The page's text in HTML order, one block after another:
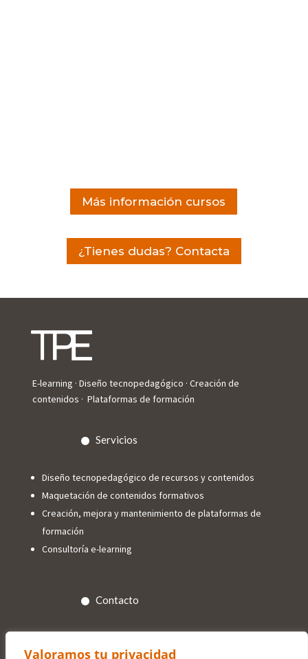
Valoramos tu privacidad
Más información cursos
¿Tienes dudas? Contacta
E-learning · Diseño tecnopedagógico · Creación de
contenidos · Plataformas de formación
Servicios
Diseño tecnopedagógico de recursos y contenidos
Maquetación de contenidos formativos
Creación, mejora y mantenimiento de plataformas de
formación
Consultoría e-learning
Contacto